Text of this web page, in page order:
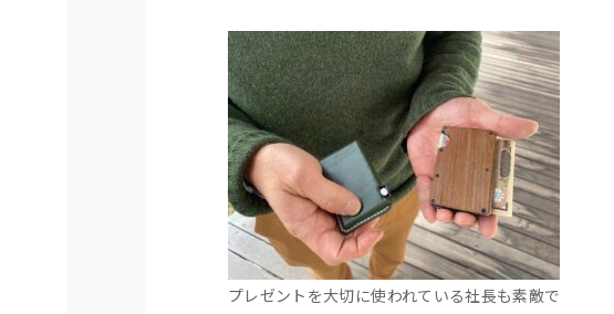
プレゼントを大切に使われている社長も素敵で